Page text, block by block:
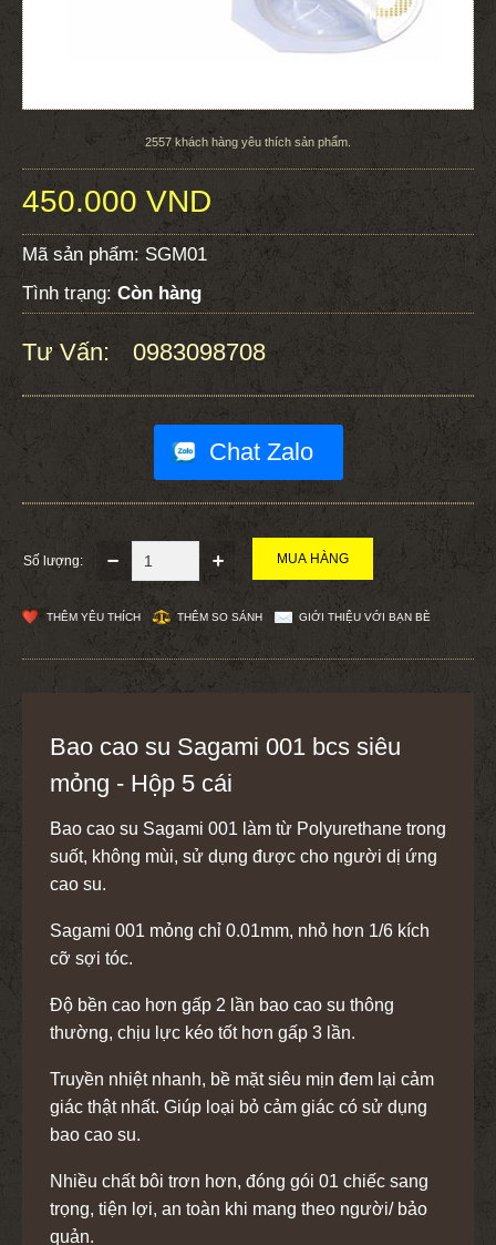
2557 khách hàng yêu thích sản phẩm.
450.000 VND
Mã sản phẩm: SGM01
Tình trạng: Còn hàng
Tư Vấn: 0983098708
Chat Zalo
Số lượng:
THÊM YÊU THÍCH THÊM SO SÁNH GIỚI THIỆU VỚI BẠN BÈ
Bao cao su Sagami 001 bcs siêu
mỏng - Hộp 5 cái
Bao cao su Sagami 001 làm từ Polyurethane trong
suốt, không mùi, sử dụng được cho người dị ứng
cao su.
Sagami 001 mỏng chỉ 0.01mm, nhỏ hơn 1/6 kích
cỡ sợi tóc.
Độ bền cao hơn gấp 2 lần bao cao su thông
thường, chịu lực kéo tốt hơn gấp 3 lần.
Truyền nhiệt nhanh, bề mặt siêu mịn đem lại cảm
giác thật nhất. Giúp loại bỏ cảm giác có sử dụng
bao cao su.
Nhiều chất bôi trơn hơn, đóng gói 01 chiếc sang
trọng, tiện lợi, an toàn khi mang theo người/ bảo
quản.